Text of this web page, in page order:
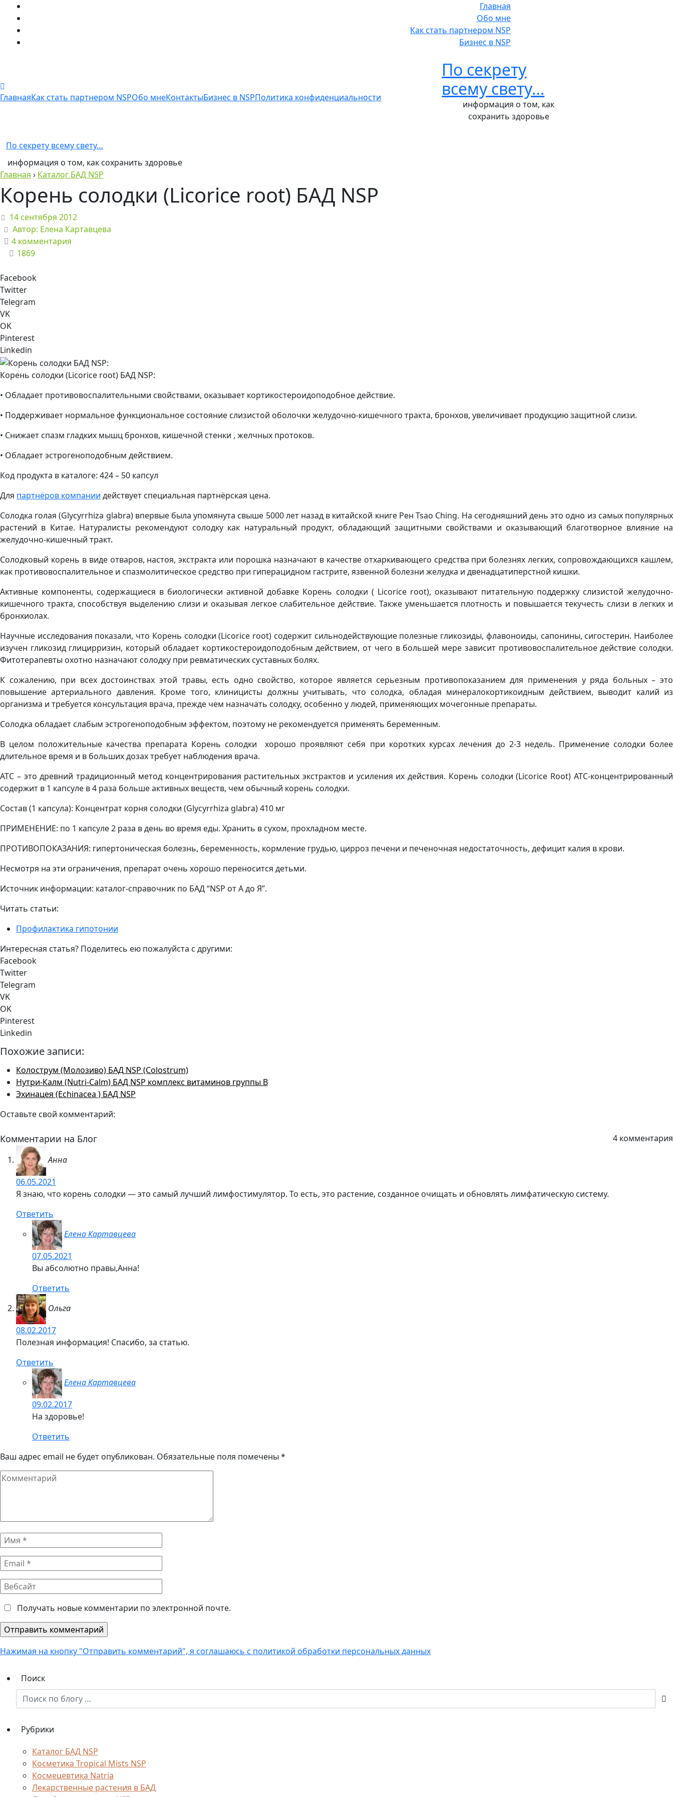
Главная
Обо мне
Как стать партнером NSP
Бизнес в NSP
ГлавнаяКак стать партнером NSPОбо мнеКонтактыБизнес в NSPПолитика конфиденциальности
По секрету
всему свету…
информация о том, как
сохранить здоровье
По секрету всему свету…
информация о том, как сохранить здоровье
Главная › Каталог БАД NSP
Корень солодки (Licorice root) БАД NSP
14 сентября 2012
Автор: Елена Картавцева
4 комментария
1869
Facebook
Twitter
Telegram
VK
OK
Pinterest
Linkedin
Корень солодки (Licorice root) БАД NSP:
• Обладает противовоспалительными свойствами, оказывает кортикостероидоподобное действие.
• Поддерживает нормальное функциональное состояние слизистой оболочки желудочно-кишечного тракта, бронхов, увеличивает продукцию защитной слизи.
• Снижает спазм гладких мышц бронхов, кишечной стенки , желчных протоков.
• Обладает эстрогеноподобным действием.
Код продукта в каталоге: 424 – 50 капсул
Для партнёров компании действует специальная партнёрская цена.
Солодка голая (Glycyrrhiza glabra) впервые была упомянута свыше 5000 лет назад в китайской книге Peн Tsao Ching. На сегодняшний день это одно из самых популярных
растений в Китае. Натуралисты рекомендуют солодку как натуральный продукт, обладающий защитными свойствами и оказывающий благотворное влияние на
желудочно-кишечный тракт.
Солодковый корень в виде отваров, настоя, экстракта или порошка назначают в качестве отхаркивающего средства при болезнях легких, сопровождающихся кашлем,
как противовоспалительное и спазмолитическое средство при гиперацидном гастрите, язвенной болезни желудка и двенадцатиперстной кишки.
Активные компоненты, содержащиеся в биологически активной добавке Корень солодки ( Licorice root), оказывают питательную поддержку слизистой желудочно-
кишечного тракта, способствуя выделению слизи и оказывая легкое слабительное действие. Также уменьшается плотность и повышается текучесть слизи в легких и
бронхиолах.
Научные исследования показали, что Корень солодки (Licorice root) содержит сильнодействующие полезные гликозиды, флавоноиды, сапонины, сигостерин. Наиболее
изучен гликозид глицирризин, который обладает кортикостероидоподобным действием, от чего в большей мере зависит противовоспалительное действие солодки.
Фитотерапевты охотно назначают солодку при ревматических суставных болях.
К сожалению, при всех достоинствах этой травы, есть одно свойство, которое является серьезным противопоказанием для применения у ряда больных – это
повышение артериального давления. Кроме того, клиницисты должны учитывать, что солодка, обладая минералокортикоидным действием, выводит калий из
организма и требуется консультация врача, прежде чем назначать солодку, особенно у людей, применяющих мочегонные препараты.
Солодка обладает слабым эстрогеноподобным эффектом, поэтому не рекомендуется применять беременным.
В целом положительные качества препарата Корень солодки хорошо проявляют себя при коротких курсах лечения до 2-3 недель. Применение солодки более
длительное время и в больших дозах требует наблюдения врача.
АТС – это древний традиционный метод концентрирования растительных экстрактов и усиления их действия. Корень солодки (Licorice Root) АТС-концентрированный
содержит в 1 капсуле в 4 раза больше активных веществ, чем обычный корень солодки.
Состав (1 капсула): Концентрат корня солодки (Glycyrrhiza glabra) 410 мг
ПРИМЕНЕНИЕ: по 1 капсуле 2 раза в день во время еды. Хранить в сухом, прохладном месте.
ПРОТИВОПОКАЗАНИЯ: гипертоническая болезнь, беременность, кормление грудью, цирроз печени и печеночная недостаточность, дефицит калия в крови.
Несмотря на эти ограничения, препарат очень хорошо переносится детьми.
Источник информации: каталог-справочник по БАД “NSP от А до Я”.
Читать статьи:
Профилактика гипотонии
Интересная статья? Поделитесь ею пожалуйста с другими:
Facebook
Twitter
Telegram
VK
OK
Pinterest
Linkedin
Похожие записи:
Колострум (Молозиво) БАД NSP (Colostrum)
Нутри-Калм (Nutri-Calm) БАД NSP комплекс витаминов группы В
Эхинацея (Echinacea ) БАД NSP
Оставьте свой комментарий:
Комментарии на Блог
4 комментария
Анна
06.05.2021
Я знаю, что корень солодки — это самый лучший лимфостимулятор. То есть, это растение, созданное очищать и обновлять лимфатическую систему.
Ответить
Елена Картавцева
07.05.2021
Вы абсолютно правы,Анна!
Ответить
Ольга
08.02.2017
Полезная информация! Спасибо, за статью.
Ответить
Елена Картавцева
09.02.2017
На здоровье!
Ответить
Ваш адрес email не будет опубликован. Обязательные поля помечены *
Комментарий
Имя
*
Email
*
Вебсайт
Получать новые комментарии по электронной почте.
Нажимая на кнопку "Отправить комментарий", я соглашаюсь с политикой обработки персональных данных
Поиск
Рубрики
Каталог БАД NSP
Косметика Tropical Mists NSP
Космецевтика Natria
Лекарственные растения в БАД